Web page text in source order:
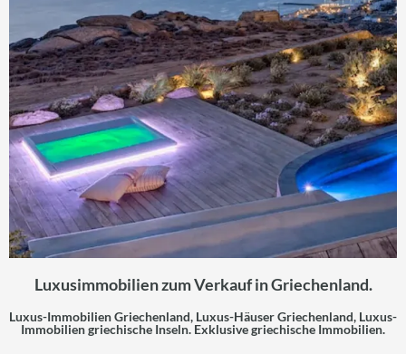
Luxusimmobilien zum Verkauf in Griechenland.
Luxus-Immobilien Griechenland, Luxus-Häuser Griechenland, Luxus-
Immobilien griechische Inseln. Exklusive griechische Immobilien.